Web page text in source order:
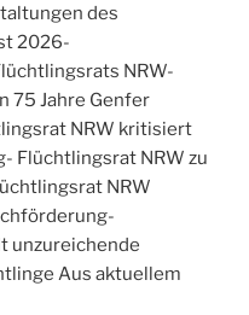
des
2026-
NRW-
75 Jahre Genfer
NRW kritisiert
Flüchtlingsrat NRW zu
NRW
unzureichende
Aus aktuellem